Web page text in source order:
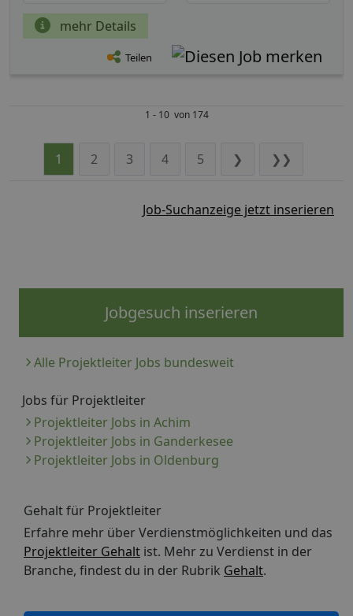
Jobgesuch inserieren
Alle Projektleiter Jobs bundesweit
Jobs für Projektleiter
Projektleiter Jobs in Achim
Projektleiter Jobs in Ganderkesee
Projektleiter Jobs in Oldenburg
Gehalt für Projektleiter
Erfahre mehr über Verdienstmöglichkeiten und das
Projektleiter Gehalt ist. Mehr zu Verdienst in der
Branche, findest du in der Rubrik Gehalt.
mehr Details
Teilen
1 - 10 von 174
1 2 3 4 5 ❯ ❯❯
Job-Suchanzeige jetzt inserieren